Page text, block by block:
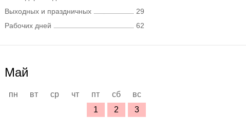
Выходных и праздничных
29
Рабочих дней
62
Май
пн вт ср чт пт сб
вс
1
2
3